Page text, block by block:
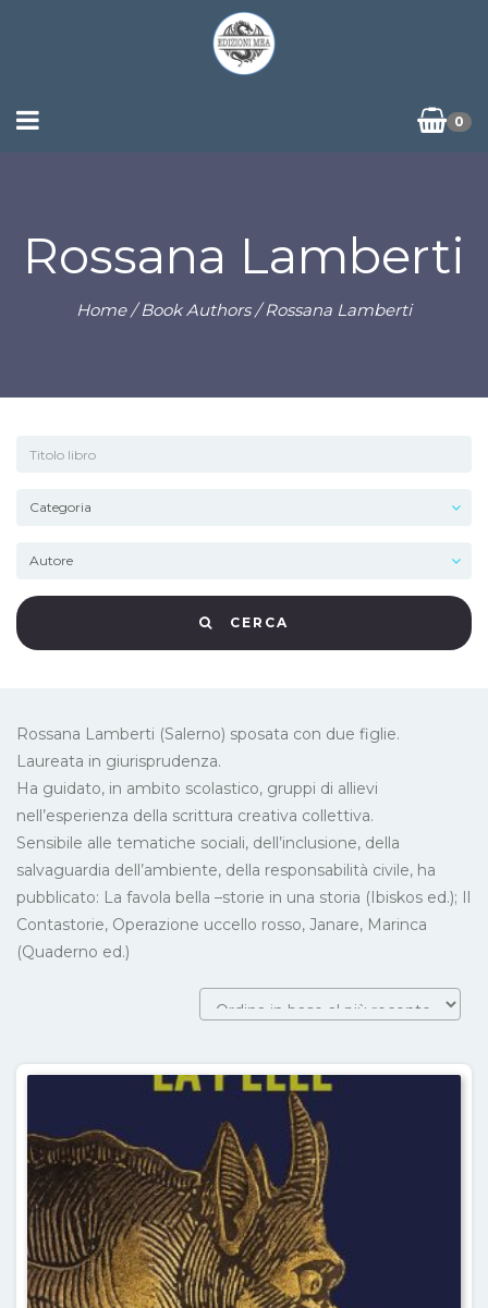
0
Rossana Lamberti
Home/ Book Authors / Rossana Lamberti
CERCA
Rossana Lamberti (Salerno) sposata con due figlie.
Laureata in giurisprudenza.
Ha guidato, in ambito scolastico, gruppi di allievi
nell’esperienza della scrittura creativa collettiva.
Sensibile alle tematiche sociali, dell’inclusione, della
salvaguardia dell’ambiente, della responsabilità civile, ha
pubblicato: La favola bella –storie in una storia (Ibiskos ed.); Il
Contastorie, Operazione uccello rosso, Janare, Marinca
(Quaderno ed.)